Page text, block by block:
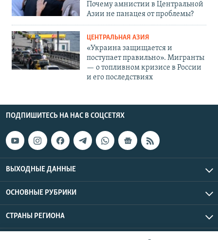
Почему амнистии в Центральной
Азии не панацея от проблемы?
ЦЕНТРАЛЬНАЯ АЗИЯ
«Украина защищается и
поступает правильно». Мигранты
— о топливном кризисе в России
и его последствиях
ПОДПИШИТЕСЬ НА НАС В СОЦСЕТЯХ
ВЫХОДНЫЕ ДАННЫЕ
ОСНОВНЫЕ РУБРИКИ
СТРАНЫ РЕГИОНА